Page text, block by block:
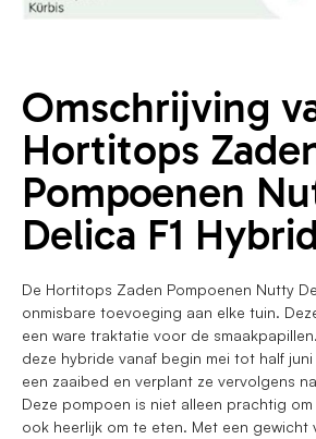
Omschrijving
Hortitops
Pompoenen
Delica F1
De Hortitops Zaden Pompoenen Nutty
onmisbare toevoeging aan elke tuin.
een ware traktatie voor de
deze hybride vanaf begin mei tot half
een zaaibed en verplant ze vervolgens
Deze pompoen is niet alleen prachtig
ook heerlijk om te eten. Met een gewicht